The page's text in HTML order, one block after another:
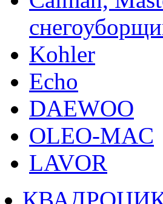
Kohler
Echo
DAEWOO
OLEO-MAC
LAVOR